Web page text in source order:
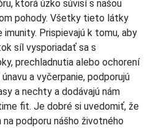
ktorá úzko súvisí s našou
pohody. Všetky tieto látky
Prispievajú k tomu, aby
síl vysporiadať sa s
prechladnutia alebo ochorení
a vyčerpanie, podporujú
a nechty a dodávajú nám
fit. Je dobré si uvedomiť, že
podporu nášho životného